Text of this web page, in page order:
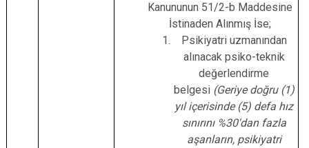
Kanununun 51/2-b Maddesine
İstinaden Alınmış İse;
Psikiyatri uzmanından
alınacak psiko-teknik
değerlendirme
belgesi (Geriye doğru (1)
yıl içerisinde (5) defa hız
sınırını %30'dan fazla
aşanların, psikiyatri